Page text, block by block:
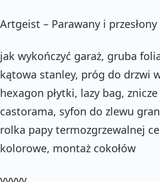
Artgeist – Parawany i przesłony
jak wykończyć garaż, gruba
kątowa stanley, próg do drzwi
hexagon płytki, lazy bag,
castorama, syfon do zlewu
rolka papy termozgrzewalnej
kolorowe, montaż cokołów